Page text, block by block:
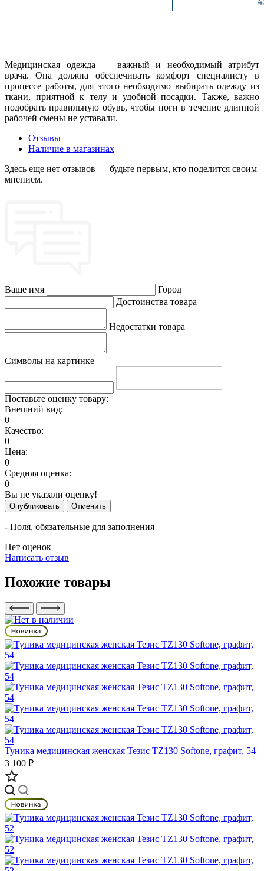
Медицинская одежда — важный и необходимый атрибут
врача. Она должна обеспечивать комфорт специалисту в
процессе работы, для этого необходимо выбирать одежду из
ткани, приятной к телу и удобной посадки. Также, важно
подобрать правильную обувь, чтобы ноги в течение длинной
рабочей смены не уставали.
Отзывы
Наличие в магазинах
Здесь еще нет отзывов — будьте первым, кто поделится своим
мнением.
Ваше имя
Город
Достоинства товара
Недостатки товара
Символы на картинке
Поставьте оценку товару:
Внешний вид:
0
Качество:
0
Цена:
0
Средняя оценка:
0
Вы не указали оценку!
Опубликовать Отменить
- Поля, обязательные для заполнения
Нет оценок
Написать отзыв
Похожие товары
Туника медицинская женская Тезис TZ130 Softone, графит, 54
3 100 ₽